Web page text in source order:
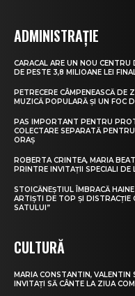
ADMINISTRAȚIE
CARACAL ARE UN NOU CENTRU
DE PESTE 3,8 MILIOANE LEI
PETRECERE CÂMPENEASCĂ DE
MUZICĂ POPULARĂ ȘI UN FOC
PAS IMPORTANT PENTRU
COLECTARE SEPARATĂ
ORAȘ
ROBERTA CRINTEA, MARIA
PRINTRE INVITAȚII SPECIALI DE
STOICĂNEȘTIUL ÎMBRACĂ
ARTIȘTI DE TOP ȘI DISTRACȚIE
SATULUI”
CULTURĂ
MARIA CONSTANTIN, VALENTIN
INVITAȚI SĂ CÂNTE LA ZIUA